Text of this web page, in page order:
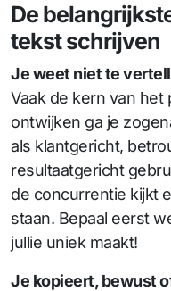
De
tekst schrijven
Je weet niet te
Vaak de kern van het
ontwijken ga je
als klantgericht,
resultaatgericht
de concurrentie kijkt
staan. Bepaal eerst
jullie uniek maakt!
Je kopieert, bewust